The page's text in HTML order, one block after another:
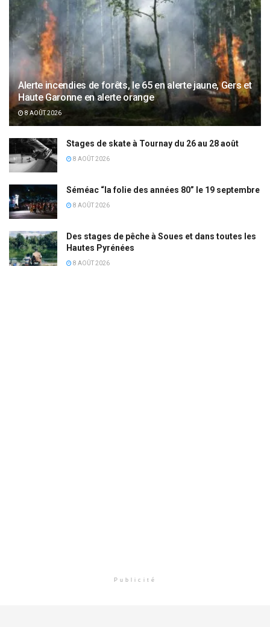
Alerte incendies de forêts, le 65 en alerte jaune, Gers et
Haute Garonne en alerte orange
8 AOÛT 2026
Stages de skate à Tournay du 26 au 28 août
8 AOÛT 2026
Séméac “la folie des années 80” le 19 septembre
8 AOÛT 2026
Des stages de pêche à Soues et dans toutes les
Hautes Pyrénées
8 AOÛT 2026
Publicité